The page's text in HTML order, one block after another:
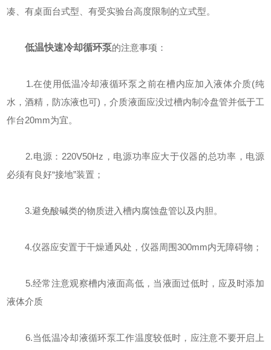
凑、有桌面台式型、有受实验台高度限制的立式型。
低温快速冷却循环泵的注意事项：
1.在使用低温冷却液循环泵之前在槽内应加入液体介质(纯
水，酒精，防冻液也可)，介质液面应没过槽内制冷盘管并低于工
作台20mm为宜。
2.电源：220V50Hz，电源功率应大于仪器的总功率，电源
必须有良好“接地”装置；
3.避免酸碱类的物质进入槽内腐蚀盘管以及内胆。
4.仪器应安置于干燥通风处，仪器周围300mm内无障碍物；
5.经常注意观察槽内液面高低，当液面过低时，应及时添加
液体介质
6.当低温冷却液循环泵工作温度较低时，应注意不要开启上